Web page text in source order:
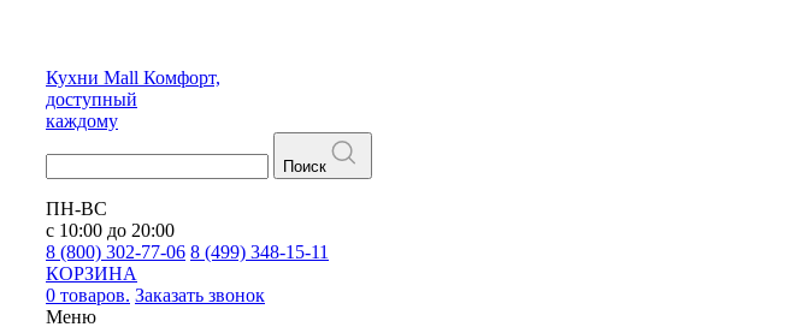
Кухни Mall Комфорт,
доступный
каждому
Поиск
ПН-ВС
с 10:00 до 20:00
8 (800) 302-77-06 8 (499) 348-15-11
КОРЗИНА
0 товаров. Заказать звонок
Меню